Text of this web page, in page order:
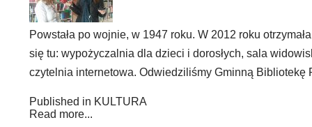
Powstała po wojnie, w 1947 roku. W 2012 roku
się tu: wypożyczalnia dla dzieci i dorosłych, sala
czytelnia internetowa. Odwiedziliśmy Gminną Bibliotekę
Published in KULTURA
Read more...